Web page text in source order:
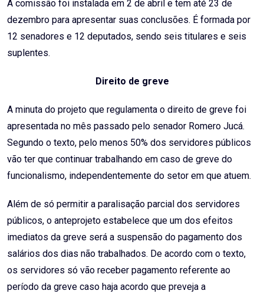
A comissão foi instalada em 2 de abril e tem até 23 de
dezembro para apresentar suas conclusões. É formada por
12 senadores e 12 deputados, sendo seis titulares e seis
suplentes.
Direito de greve
A minuta do projeto que regulamenta o direito de greve foi
apresentada no mês passado pelo senador Romero Jucá.
Segundo o texto, pelo menos 50% dos servidores públicos
vão ter que continuar trabalhando em caso de greve do
funcionalismo, independentemente do setor em que atuem.
Além de só permitir a paralisação parcial dos servidores
públicos, o anteprojeto estabelece que um dos efeitos
imediatos da greve será a suspensão do pagamento dos
salários dos dias não trabalhados. De acordo com o texto,
os servidores só vão receber pagamento referente ao
período da greve caso haja acordo que preveja a